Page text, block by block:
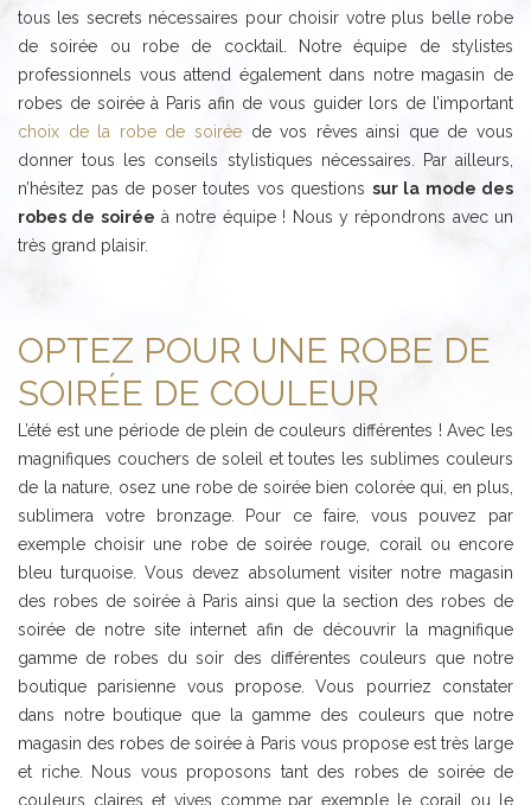
tous les secrets nécessaires pour choisir votre plus belle robe
de soirée ou robe de cocktail. Notre équipe de stylistes
professionnels vous attend également dans notre magasin de
robes de soirée à Paris afin de vous guider lors de l’important
choix de la robe de soiréede vos rêves ainsi que de vous
donner tous les conseils stylistiques nécessaires. Par ailleurs,
n’hésitez pas de poser toutes vos questions sur la mode des
robes de soirée à notre équipe ! Nous y répondrons avec un
très grand plaisir.
OPTEZ POUR UNE ROBE DE
SOIRÉE DE COULEUR
L’été est une période de plein de couleurs différentes ! Avec les
magnifiques couchers de soleil et toutes les sublimes couleurs
de la nature, osez une robe de soirée bien colorée qui, en plus,
sublimera votre bronzage. Pour ce faire, vous pouvez par
exemple choisir une robe de soirée rouge, corail ou encore
bleu turquoise. Vous devez absolument visiter notre magasin
des robes de soirée à Paris ainsi que la section des robes de
soirée de notre site internet afin de découvrir la magnifique
gamme de robes du soir des différentes couleurs que notre
boutique parisienne vous propose. Vous pourriez constater
dans notre boutique que la gamme des couleurs que notre
magasin des robes de soirée à Paris vous propose est très large
et riche. Nous vous proposons tant des robes de soirée de
couleurs claires et vives comme par exemple le corail ou le